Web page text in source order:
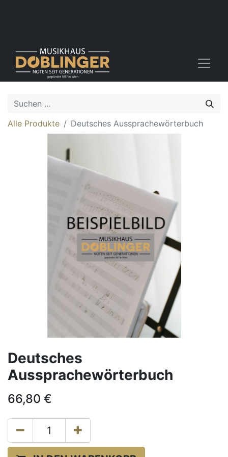
Alle Produkte Deutsches Aussprachewörterbuch
Deutsches
Aussprachewörterbuch
66,80 €